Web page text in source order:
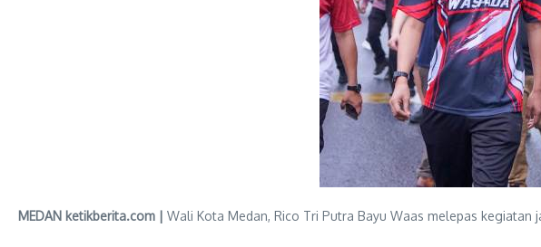
MEDAN ketikberita.com | Wali Kota Medan, Rico Tri Putra Bayu Waas melepas